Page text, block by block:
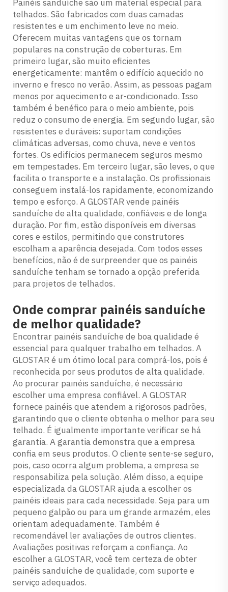
Painéis sanduíche são um material especial para
telhados. São fabricados com duas camadas
resistentes e um enchimento leve no meio.
Oferecem muitas vantagens que os tornam
populares na construção de coberturas. Em
primeiro lugar, são muito eficientes
energeticamente: mantêm o edifício aquecido no
inverno e fresco no verão. Assim, as pessoas pagam
menos por aquecimento e ar-condicionado. Isso
também é benéfico para o meio ambiente, pois
reduz o consumo de energia. Em segundo lugar, são
resistentes e duráveis: suportam condições
climáticas adversas, como chuva, neve e ventos
fortes. Os edifícios permanecem seguros mesmo
em tempestades. Em terceiro lugar, são leves, o que
facilita o transporte e a instalação. Os profissionais
conseguem instalá-los rapidamente, economizando
tempo e esforço. A GLOSTAR vende painéis
sanduíche de alta qualidade, confiáveis e de longa
duração. Por fim, estão disponíveis em diversas
cores e estilos, permitindo que construtores
escolham a aparência desejada. Com todos esses
benefícios, não é de surpreender que os painéis
sanduíche tenham se tornado a opção preferida
para projetos de telhados.
Onde comprar painéis sanduíche
de melhor qualidade?
Encontrar painéis sanduíche de boa qualidade é
essencial para qualquer trabalho em telhados. A
GLOSTAR é um ótimo local para comprá-los, pois é
reconhecida por seus produtos de alta qualidade.
Ao procurar painéis sanduíche, é necessário
escolher uma empresa confiável. A GLOSTAR
fornece painéis que atendem a rigorosos padrões,
garantindo que o cliente obtenha o melhor para seu
telhado. É igualmente importante verificar se há
garantia. A garantia demonstra que a empresa
confia em seus produtos. O cliente sente-se seguro,
pois, caso ocorra algum problema, a empresa se
responsabiliza pela solução. Além disso, a equipe
especializada da GLOSTAR ajuda a escolher os
painéis ideais para cada necessidade. Seja para um
pequeno galpão ou para um grande armazém, eles
orientam adequadamente. Também é
recomendável ler avaliações de outros clientes.
Avaliações positivas reforçam a confiança. Ao
escolher a GLOSTAR, você tem certeza de obter
painéis sanduíche de qualidade, com suporte e
serviço adequados.